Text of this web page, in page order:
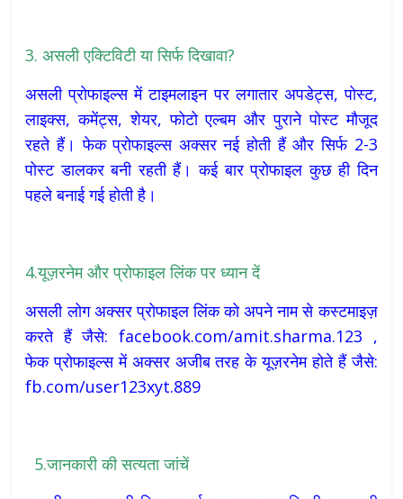
3. असली एक्टिविटी या सिर्फ दिखावा?
असली प्रोफाइल्स में टाइमलाइन पर लगातार अपडेट्स, पोस्ट,
लाइक्स, कमेंट्स, शेयर, फोटो एल्बम और पुराने पोस्ट मौजूद
रहते हैं। फेक प्रोफाइल्स अक्सर नई होती हैं और सिर्फ 2-3
पोस्ट डालकर बनी रहती हैं। कई बार प्रोफाइल कुछ ही दिन
पहले बनाई गई होती है।
4.यूज़रनेम और प्रोफाइल लिंक पर ध्यान दें
असली लोग अक्सर प्रोफाइल लिंक को अपने नाम से कस्टमाइज़
करते हैं जैसे: facebook.com/amit.sharma.123 ,
फेक प्रोफाइल्स में अक्सर अजीब तरह के यूज़रनेम होते हैं जैसे:
fb.com/user123xyt.889
5.जानकारी की सत्यता जांचें